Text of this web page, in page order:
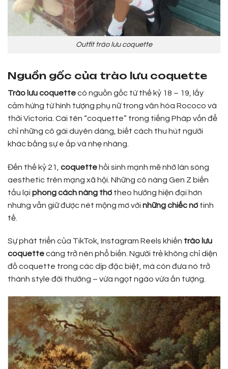
Outfit trào lưu coquette
Nguồn gốc của trào lưu coquette
Trào lưu coquettecó nguồn gốc từ thế kỷ 18 – 19, lấy
cảm hứng từ hình tượng phụ nữ trong văn hóa Rococo và
thời Victoria. Cái tên “coquette” trong tiếng Pháp vốn để
chỉ những cô gái duyên dáng, biết cách thu hút người
khác bằng sự e ấp và nhẹ nhàng.
Đến thế kỷ 21, coquettehồi sinh mạnh mẽ nhờ làn sóng
aesthetic trên mạng xã hội. Những cô nàng Gen Z biến
tấu lại phong cách nàng thơtheo hướng hiện đại hơn
nhưng vẫn giữ được nét mộng mơ với những chiếc nơtinh
tế.
Sự phát triển của TikTok, Instagram Reels khiến trào lưu
coquettecàng trở nên phổ biến. Người trẻ không chỉ diện
đồ coquette trong các dịp đặc biệt, mà còn đưa nó trở
thành style đời thường – vừa ngọt ngào vừa ấn tượng.